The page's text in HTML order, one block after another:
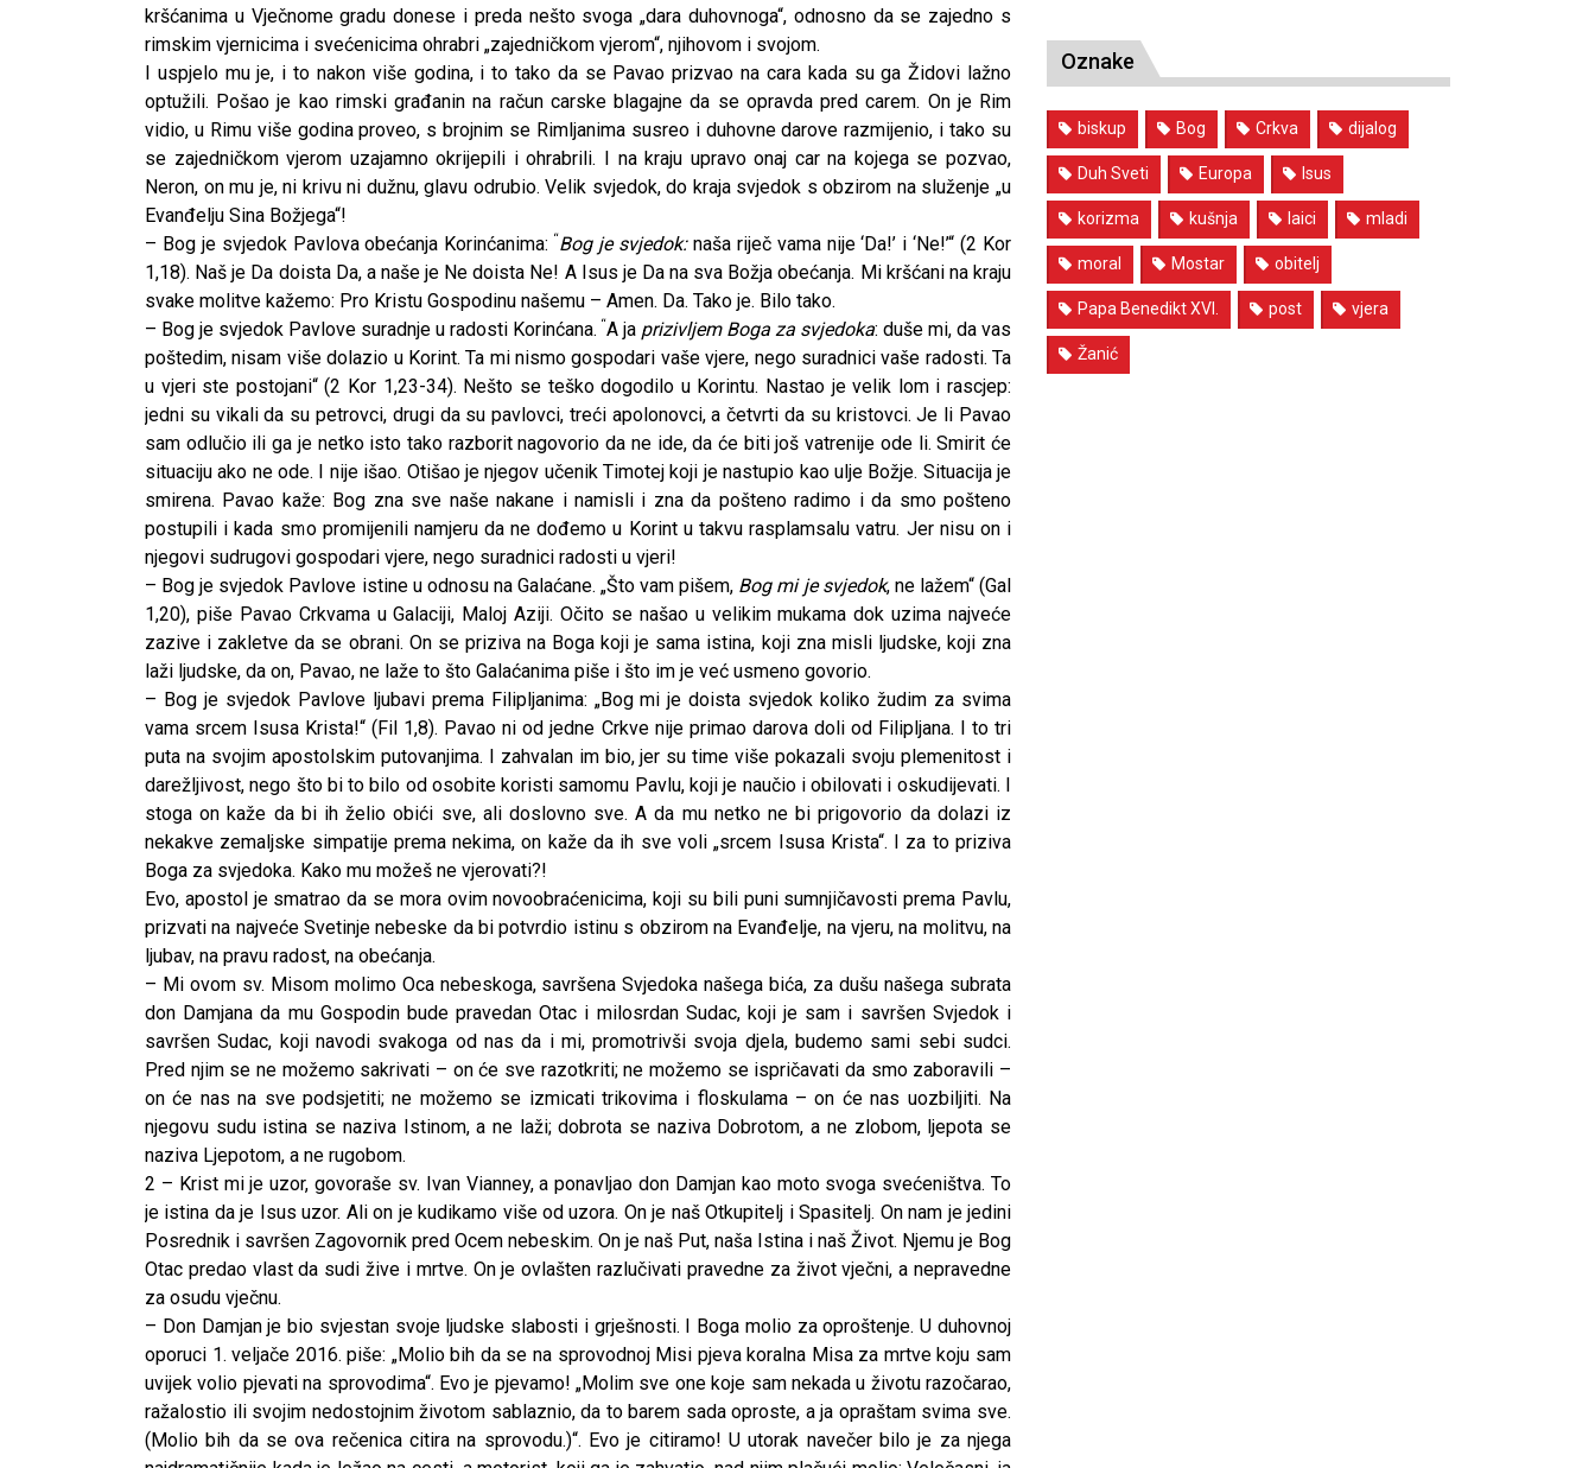
kršćanima u Vječnome gradu donese i preda nešto svoga „dara duhovnoga“, odnosno da se zajedno s
rimskim vjernicima i svećenicima ohrabri „zajedničkom vjerom“, njihovom i svojom.
I uspjelo mu je, i to nakon više godina, i to tako da se Pavao prizvao na cara kada su ga Židovi lažno
optužili. Pošao je kao rimski građanin na račun carske blagajne da se opravda pred carem. On je Rim
vidio, u Rimu više godina proveo, s brojnim se Rimljanima susreo i duhovne darove razmijenio, i tako su
se zajedničkom vjerom uzajamno okrijepili i ohrabrili. I na kraju upravo onaj car na kojega se pozvao,
Neron, on mu je, ni krivu ni dužnu, glavu odrubio. Velik svjedok, do kraja svjedok s obzirom na služenje „u
Evanđelju Sina Božjega“!
– Bog je svjedok Pavlova obećanja Korinćanima:“Bog je svjedok:naša riječ vama nije ‘Da!’ i ‘Ne!’“ (2 Kor
1,18). Naš je Da doista Da, a naše je Ne doista Ne! A Isus je Da na sva Božja obećanja. Mi kršćani na kraju
svake molitve kažemo: Pro Kristu Gospodinu našemu – Amen. Da. Tako je. Bilo tako.
– Bog je svjedok Pavlove suradnje u radosti Korinćana. “A ja prizivljem Boga za svjedoka: duše mi, da vas
poštedim, nisam više dolazio u Korint. Ta mi nismo gospodari vaše vjere, nego suradnici vaše radosti. Ta
u vjeri ste postojani“ (2 Kor 1,23-34). Nešto se teško dogodilo u Korintu. Nastao je velik lom i rascjep:
jedni su vikali da su petrovci, drugi da su pavlovci, treći apolonovci, a četvrti da su kristovci. Je li Pavao
sam odlučio ili ga je netko isto tako razborit nagovorio da ne ide, da će biti još vatrenije ode li. Smirit će
situaciju ako ne ode. I nije išao. Otišao je njegov učenik Timotej koji je nastupio kao ulje Božje. Situacija je
smirena. Pavao kaže: Bog zna sve naše nakane i namisli i zna da pošteno radimo i da smo pošteno
postupili i kada smo promijenili namjeru da ne dođemo u Korint u takvu rasplamsalu vatru. Jer nisu on i
njegovi sudrugovi gospodari vjere, nego suradnici radosti u vjeri!
– Bog je svjedok Pavlove istine u odnosu na Galaćane. „Što vam pišem, Bog mi je svjedok, ne lažem“ (Gal
1,20), piše Pavao Crkvama u Galaciji, Maloj Aziji. Očito se našao u velikim mukama dok uzima najveće
zazive i zakletve da se obrani. On se priziva na Boga koji je sama istina, koji zna misli ljudske, koji zna
laži ljudske, da on, Pavao, ne laže to što Galaćanima piše i što im je već usmeno govorio.
– Bog je svjedok Pavlove ljubavi prema Filipljanima: „Bog mi je doista svjedok koliko žudim za svima
vama srcem Isusa Krista!“ (Fil 1,8). Pavao ni od jedne Crkve nije primao darova doli od Filipljana. I to tri
puta na svojim apostolskim putovanjima. I zahvalan im bio, jer su time više pokazali svoju plemenitost i
darežljivost, nego što bi to bilo od osobite koristi samomu Pavlu, koji je naučio i obilovati i oskudijevati. I
stoga on kaže da bi ih želio obići sve, ali doslovno sve. A da mu netko ne bi prigovorio da dolazi iz
nekakve zemaljske simpatije prema nekima, on kaže da ih sve voli „srcem Isusa Krista“. I za to priziva
Boga za svjedoka. Kako mu možeš ne vjerovati?!
Evo, apostol je smatrao da se mora ovim novoobraćenicima, koji su bili puni sumnjičavosti prema Pavlu,
prizvati na najveće Svetinje nebeske da bi potvrdio istinu s obzirom na Evanđelje, na vjeru, na molitvu, na
ljubav, na pravu radost, na obećanja.
– Mi ovom sv. Misom molimo Oca nebeskoga, savršena Svjedoka našega bića, za dušu našega subrata
don Damjana da mu Gospodin bude pravedan Otac i milosrdan Sudac, koji je sam i savršen Svjedok i
savršen Sudac, koji navodi svakoga od nas da i mi, promotrivši svoja djela, budemo sami sebi sudci.
Pred njim se ne možemo sakrivati – on će sve razotkriti; ne možemo se ispričavati da smo zaboravili –
on će nas na sve podsjetiti; ne možemo se izmicati trikovima i floskulama – on će nas uozbiljiti. Na
njegovu sudu istina se naziva Istinom, a ne laži; dobrota se naziva Dobrotom, a ne zlobom, ljepota se
naziva Ljepotom, a ne rugobom.
2 – Krist mi je uzor, govoraše sv. Ivan Vianney, a ponavljao don Damjan kao moto svoga svećeništva. To
je istina da je Isus uzor. Ali on je kudikamo više od uzora. On je naš Otkupitelj i Spasitelj. On nam je jedini
Posrednik i savršen Zagovornik pred Ocem nebeskim. On je naš Put, naša Istina i naš Život. Njemu je Bog
Otac predao vlast da sudi žive i mrtve. On je ovlašten razlučivati pravedne za život vječni, a nepravedne
za osudu vječnu.
– Don Damjan je bio svjestan svoje ljudske slabosti i grješnosti. I Boga molio za oproštenje. U duhovnoj
oporuci 1. veljače 2016. piše: „Molio bih da se na sprovodnoj Misi pjeva koralna Misa za mrtve koju sam
uvijek volio pjevati na sprovodima“. Evo je pjevamo! „Molim sve one koje sam nekada u životu razočarao,
ražalostio ili svojim nedostojnim životom sablaznio, da to barem sada oproste, a ja opraštam svima sve.
(Molio bih da se ova rečenica citira na sprovodu.)“. Evo je citiramo! U utorak navečer bilo je za njega
Oznake
biskup Bog Crkva dijalog
Duh Sveti Europa Isus
korizma kušnja laici mladi
moral Mostar obitelj
Papa Benedikt XVI. post vjera
Žanić